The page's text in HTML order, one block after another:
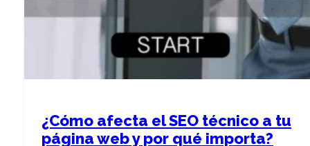
¿Cómo afecta el SEO técnico a tu
página web y por qué importa?